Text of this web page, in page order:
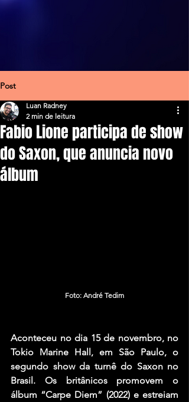
Post
Fabio Lione participa de show
do Saxon, que anuncia novo
álbum
Luan Radney
2 min de leitura
Foto: André Tedim
Aconteceu no dia 15 de novembro, no
Tokio Marine Hall, em São Paulo, o
segundo show da turnê do Saxon no
Brasil. Os britânicos promovem o
álbum “Carpe Diem” (2022) e estreiam